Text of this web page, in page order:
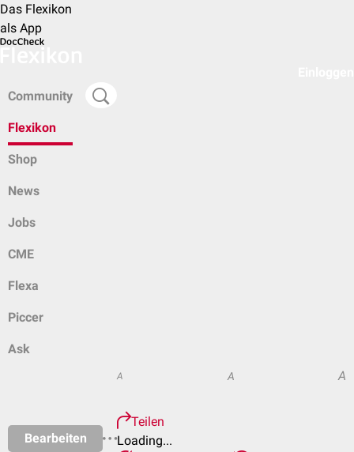
Das Flexikon
als App
Community
Flexikon
Shop
News
Jobs
CME
Flexa
Piccer
Ask
Bearbeiten
A A A
Teilen
Loading...